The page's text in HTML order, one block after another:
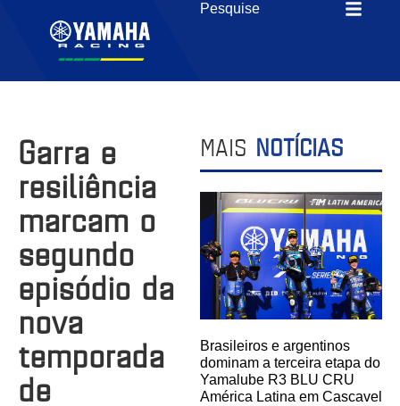
Garra e
resiliência
marcam o
segundo
episódio da
nova
temporada
de
MAIS NOTÍCIAS
Brasileiros e argentinos
dominam a terceira etapa do
Yamalube R3 BLU CRU
América Latina em Cascavel